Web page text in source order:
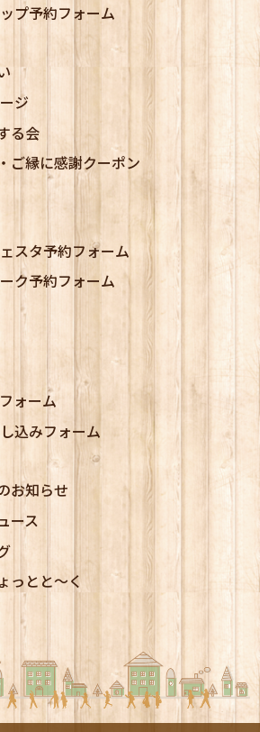
プ予約フォーム
ジ
る会
ご縁に感謝クーポン
スタ予約フォーム
ク予約フォーム
ォーム
込みフォーム
お知らせ
ース
っとと～く